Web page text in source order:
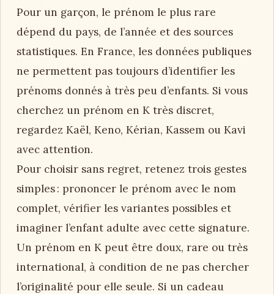
Pour un garçon, le prénom le plus rare
dépend du pays, de l’année et des sources
statistiques. En France, les données publiques
ne permettent pas toujours d’identifier les
prénoms donnés à très peu d’enfants. Si vous
cherchez un prénom en K très discret,
regardez Kaël, Keno, Kérian, Kassem ou Kavi
avec attention.
Pour choisir sans regret, retenez trois gestes
simples : prononcer le prénom avec le nom
complet, vérifier les variantes possibles et
imaginer l’enfant adulte avec cette signature.
Un prénom en K peut être doux, rare ou très
international, à condition de ne pas chercher
l’originalité pour elle seule. Si un cadeau